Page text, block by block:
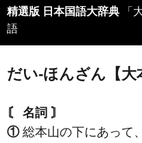
精選版 日本国語大辞典 「
語
だい‐ほんざん【大
〘 名詞 〙
①総本山の下にあって、